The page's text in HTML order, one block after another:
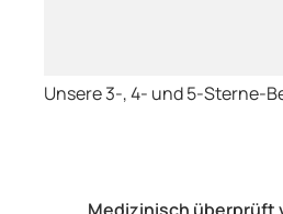
Unsere 3-, 4- und 5-Sterne-